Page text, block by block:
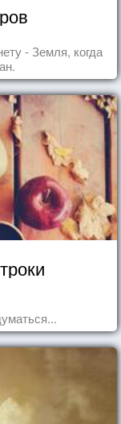
- Земля, когда